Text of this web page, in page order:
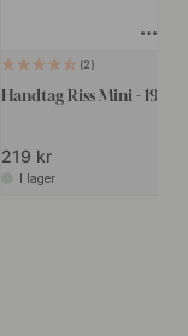
2
Handtag Riss Mini -
219 kr
I lager